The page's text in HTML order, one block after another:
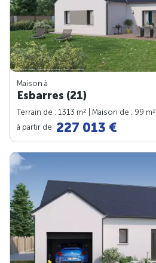
Maison à
Esbarres (21)
Terrain de : 1313 m2 | Maison de : 99 m2
à partir de 227 013 €